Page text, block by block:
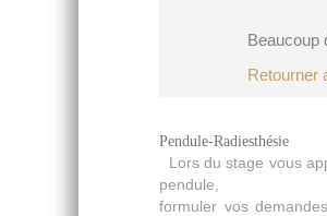
Beaucoup
Retourner
Pendule-Radiesthésie
Lors du stage vous
pendule, à
formuler vos